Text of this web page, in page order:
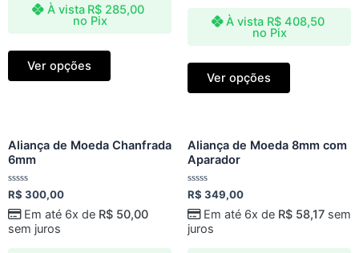
À vista R$ 285,00
no Pix
Ver opções
À vista R$408,50
no Pix
Ver opções
Aliança de Moeda Chanfrada
6mm
Avaliação
0
de
5
R$ 300,00
Em até 6x de R$50,00
sem juros
Aliança de Moeda 8mm com
Aparador
Avaliação
0
de
5
R$ 349,00
Em até 6x de R$58,17sem
juros